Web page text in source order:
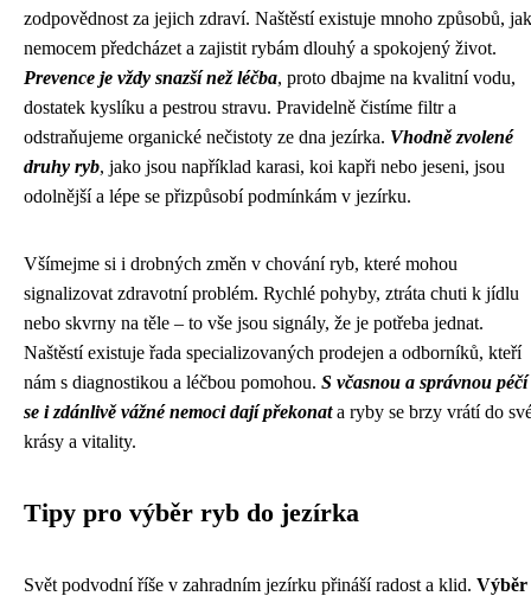
zodpovědnost za jejich zdraví. Naštěstí existuje mnoho způsobů, jak
nemocem předcházet a zajistit rybám dlouhý a spokojený život.
Prevence je vždy snazší než léčba, proto dbajme na kvalitní vodu,
dostatek kyslíku a pestrou stravu. Pravidelně čistíme filtr a
odstraňujeme organické nečistoty ze dna jezírka. Vhodně zvolené
druhy ryb, jako jsou například karasi, koi kapři nebo jeseni, jsou
odolnější a lépe se přizpůsobí podmínkám v jezírku.
Všímejme si i drobných změn v chování ryb, které mohou
signalizovat zdravotní problém. Rychlé pohyby, ztráta chuti k jídlu
nebo skvrny na těle – to vše jsou signály, že je potřeba jednat.
Naštěstí existuje řada specializovaných prodejen a odborníků, kteří
nám s diagnostikou a léčbou pomohou. S včasnou a správnou péčí
se i zdánlivě vážné nemoci dají překonata ryby se brzy vrátí do
krásy a vitality.
Tipy pro výběr ryb do jezírka
Svět podvodní říše v zahradním jezírku přináší radost a klid. Výběr